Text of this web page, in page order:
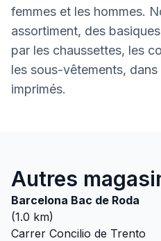
femmes et les hommes.
assortiment, des
par les chaussettes, les
les sous-vêtements,
imprimés.
Autres
Barcelona Bac de Roda
(1.0 km)
Carrer Concilio de Trento